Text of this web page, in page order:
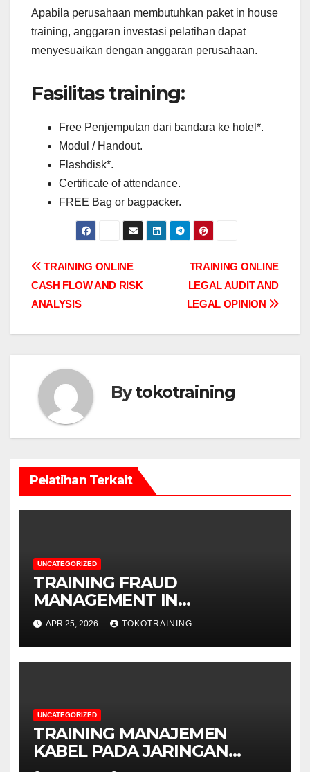
Apabila perusahaan membutuhkan paket in house
training, anggaran investasi pelatihan dapat
menyesuaikan dengan anggaran perusahaan.
Fasilitas training:
Free Penjemputan dari bandara ke hotel*.
Modul / Handout.
Flashdisk*.
Certificate of attendance.
FREE Bag or bagpacker.
Post
navigation
TRAINING ONLINE
LEGAL AUDIT AND
LEGAL OPINION
TRAINING ONLINE
CASH FLOW AND RISK
ANALYSIS
Bytokotraining
Pelatihan Terkait
UNCATEGORIZED
TRAINING FRAUD
MANAGEMENT IN
TELECOMMUNICATION
BUSINESS
APR 25, 2026 TOKOTRAINING
UNCATEGORIZED
TRAINING MANAJEMEN
KABEL PADA JARINGAN